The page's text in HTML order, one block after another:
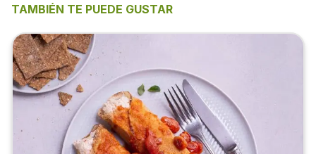
TAMBIÉN TE PUEDE GUSTAR